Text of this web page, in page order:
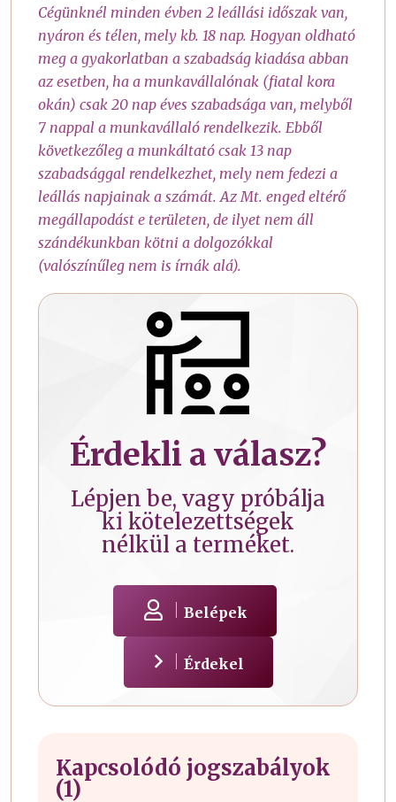
Cégünknél minden évben 2 leállási időszak van,
nyáron és télen, mely kb. 18 nap. Hogyan oldható
meg a gyakorlatban a szabadság kiadása abban
az esetben, ha a munkavállalónak (fiatal kora
okán) csak 20 nap éves szabadsága van, melyből
7 nappal a munkavállaló rendelkezik. Ebből
következőleg a munkáltató csak 13 nap
szabadsággal rendelkezhet, mely nem fedezi a
leállás napjainak a számát. Az Mt. enged eltérő
megállapodást e területen, de ilyet nem áll
szándékunkban kötni a dolgozókkal
(valószínűleg nem is írnák alá).
Érdekli a válasz?
Lépjen be, vagy próbálja
ki kötelezettségek
nélkül a terméket.
Belépek
Érdekel
Kapcsolódó jogszabályok
(1)